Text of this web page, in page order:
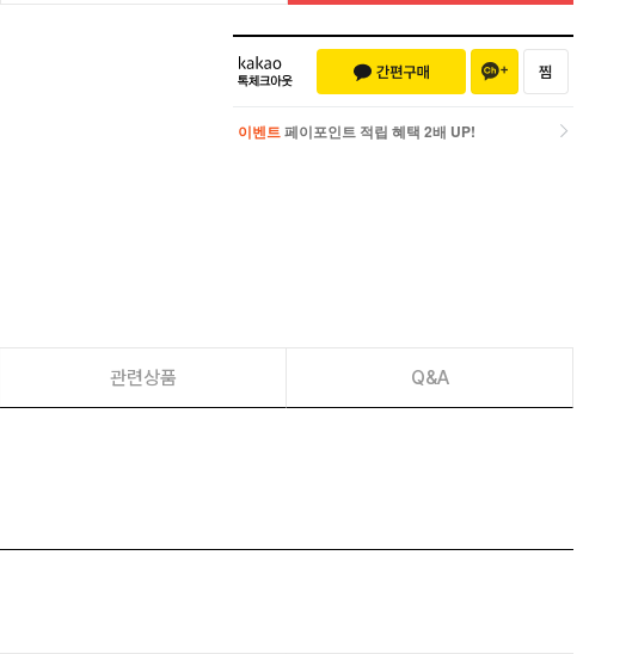
이벤트 페이포인트 적립 혜택 2배 UP!
관련상품 Q&A